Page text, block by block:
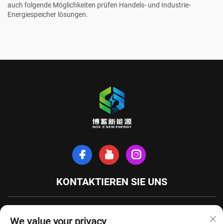
auch folgende Möglichkeiten prüfen Handels- und Industrie-
Energiespeicher lösungen.
KONTAKTIEREN SIE UNS
We value your privacy